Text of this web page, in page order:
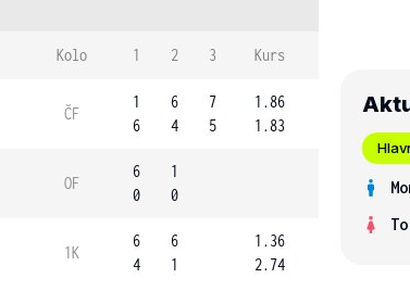
Kolo 1 2 3 Kurs
ČF
1
6
6
4
7
5
1.86
1.83
OF
6
0
1
0
1K
6
4
6
1
1.36
2.74